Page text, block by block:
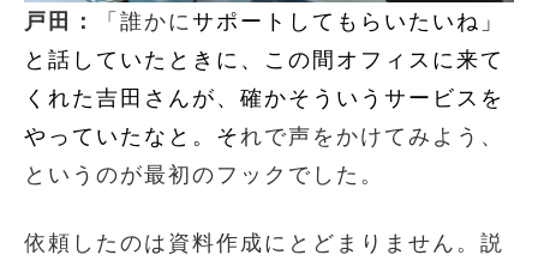
戸田： 「誰かに サポートしてもらいたいね」
と話していたときに、この間オフィスに来て
くれた吉田さんが、確かそういうサービスを
やっていたなと。そ れで声をかけてみよう、
というのが最初のフックでした。
依頼したのは資料作成にとどまりません。説